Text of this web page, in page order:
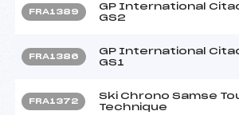
FRA1389
GP International
GS2
FRA1386
GP International
GS1
FRA1372
Ski Chrono Samse
Technique